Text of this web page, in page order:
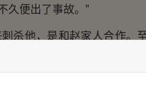
久便出了事故。”
他，是和赵家人合作。
知道。